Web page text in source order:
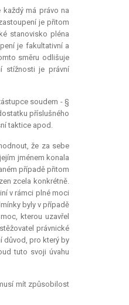
má právo na
je přitom
stanovisko pléna
je fakultativnía
směru odlišuje
stížnosti je právní
soudem - §
příslušného
taktice apod.
že za sebe
jménem konala
případě přitom
zcela konkrétně.
v rámci plné moci
byly v případě
kterou uzavřel
právnické
důvod, pro který by
tuto svoji úvahu
mít způsobilost